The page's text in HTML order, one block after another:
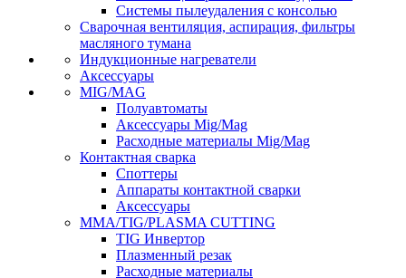
Системы пылеудаления с консолью
Сварочная вентиляция, аспирация, фильтры
масляного тумана
Индукционные нагреватели
Аксессуары
MIG/MAG
Полуавтоматы
Аксессуары Mig/Mag
Расходные материалы Mig/Mag
Контактная сварка
Споттеры
Аппараты контактной сварки
Аксессуары
MMA/TIG/PLASMA CUTTING
TIG Инвертор
Плазменный резак
Расходные материалы